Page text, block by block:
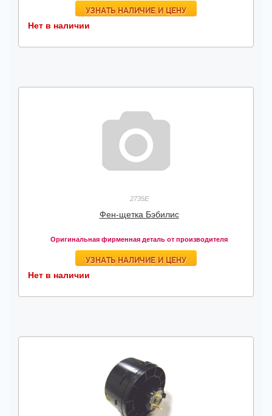
УЗНАТЬ НАЛИЧИЕ И ЦЕНУ
Нет в наличии
2735E
Фен-щетка Бэбилис
Оригинальная фирменная деталь от производителя
УЗНАТЬ НАЛИЧИЕ И ЦЕНУ
Нет в наличии